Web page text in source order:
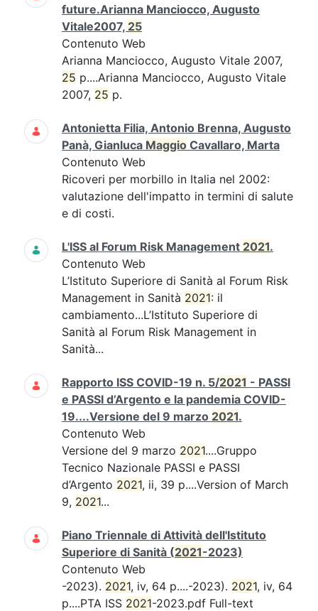
future.Arianna Manciocco, Augusto
Vitale2007, 25
Contenuto Web
Arianna Manciocco, Augusto Vitale 2007,
25 p....Arianna Manciocco, Augusto Vitale
2007, 25 p.
Antonietta Filia, Antonio Brenna, Augusto
Panà, Gianluca Maggio Cavallaro, Marta
Contenuto Web
Ricoveri per morbillo in Italia nel 2002:
valutazione dell'impatto in termini di salute
e di costi.
L'ISS al Forum Risk Management 2021.
Contenuto Web
L’Istituto Superiore di Sanità al Forum Risk
Management in Sanità 2021: il
cambiamento...L’Istituto Superiore di
Sanità al Forum Risk Management in
Sanità...
Rapporto ISS COVID-19 n. 5/2021 - PASSI
e PASSI d’Argento e la pandemia COVID-
19....Versione del 9 marzo 2021.
Contenuto Web
Versione del 9 marzo 2021....Gruppo
Tecnico Nazionale PASSI e PASSI
d’Argento 2021, ii, 39 p....Version of March
9, 2021...
Piano Triennale di Attività dell'Istituto
Superiore di Sanità (2021-2023)
Contenuto Web
-2023). 2021, iv, 64 p....-2023). 2021, iv, 64
p....PTA ISS 2021-2023.pdf Full-text